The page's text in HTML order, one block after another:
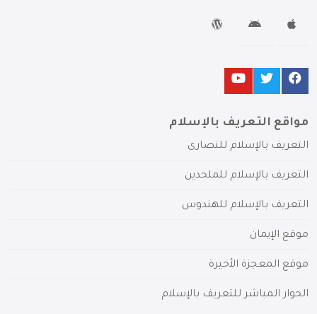
مواقع التعريف بالإسلام
التعريف بالإسلام للنصارى
التعريف بالإسلام للملحدين
التعريف بالإسلام للهندوس
موقع الإيمان
موقع المعجزة الأخيرة
الحوار المباشر للتعريف بالإسلام